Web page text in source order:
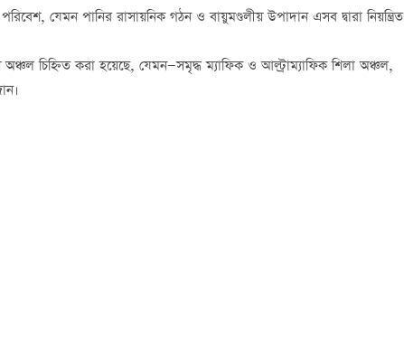
যেমন পানির রাসায়নিক গঠন ও বায়ুমণ্ডলীয় উপাদান এসব দ্বারা নিয়ন্ত্রিত
চিহ্নিত করা হয়েছে, যেমন—সমৃদ্ধ ম্যাফিক ও আল্ট্রাম্যাফিক শিলা অঞ্চল,